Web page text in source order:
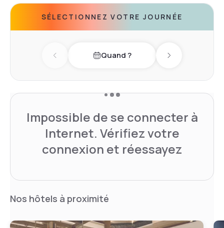
SÉLECTIONNEZ VOTRE JOURNÉE
Previous dayQuand ? Next day
Impossible de se connecter à
Internet. Vérifiez votre
connexion et réessayez
Nos hôtels à proximité